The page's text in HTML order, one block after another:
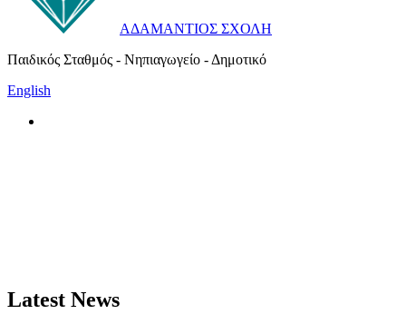
ΑΔΑΜΑΝΤΙΟΣ ΣΧΟΛΗ
Παιδικός Σταθμός - Νηπιαγωγείο - Δημοτικό
English
Latest News